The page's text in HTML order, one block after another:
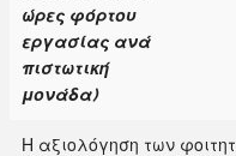
ώρες φόρτου
εργασίας ανά
πιστωτική
μονάδα)
Η αξιολόγηση των